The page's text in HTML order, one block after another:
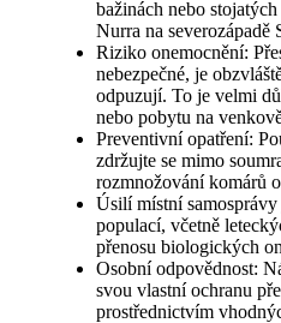
bažinách nebo
Nurra na severozápadě
Riziko onemocnění:
nebezpečné, je
odpuzují. To je velmi
nebo pobytu na
Preventivní opatření:
zdržujte se mimo
rozmnožování komárů
Úsilí místní
populací, včetně
přenosu biologických
Osobní odpovědnost:
svou vlastní ochranu
prostřednictvím